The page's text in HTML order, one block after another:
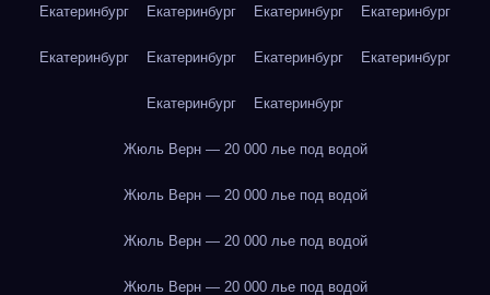
Екатеринбург Екатеринбург Екатеринбург Екатеринбург
Екатеринбург Екатеринбург Екатеринбург Екатеринбург
Екатеринбург Екатеринбург
Жюль Верн — 20 000 лье под водой
Жюль Верн — 20 000 лье под водой
Жюль Верн — 20 000 лье под водой
Жюль Верн — 20 000 лье под водой